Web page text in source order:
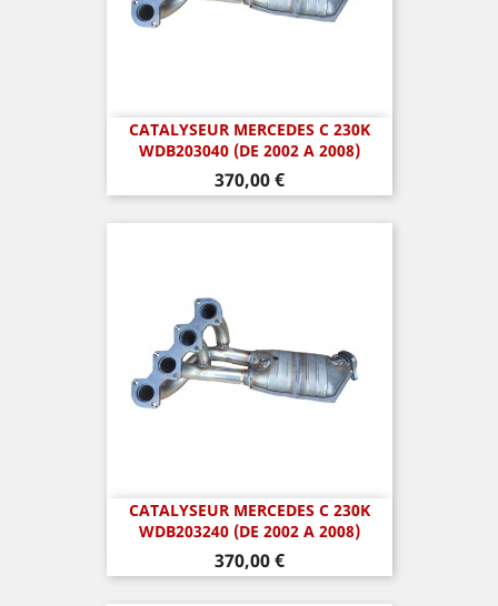
CATALYSEUR MERCEDES C 230K
WDB203040 (DE 2002 A 2008)
Prix
370,00 €
CATALYSEUR MERCEDES C 230K
WDB203240 (DE 2002 A 2008)
Prix
370,00 €